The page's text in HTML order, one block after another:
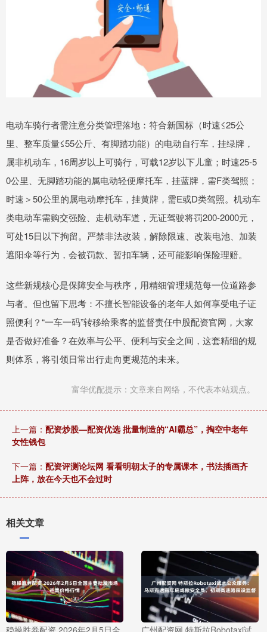
电动车骑行者需注意分类管理落地：符合新国标（时速≤25公
里、整车质量≤55公斤、有脚踏功能）的电动自行车，挂绿牌，
属非机动车，16周岁以上可骑行，可载12岁以下儿童；时速25-5
0公里、无脚踏功能的属电动轻便摩托车，挂蓝牌，需F类驾照；
时速＞50公里的属电动摩托车，挂黄牌，需E或D类驾照。机动车
类电动车需购交强险、走机动车道，无证驾驶将罚200-2000元，
可处15日以下拘留。严禁非法改装，解除限速、改装电池、加装
遮阳伞等行为，会被罚款、暂扣车辆，还可能影响保险理赔。
这些新规核心是保障安全与秩序，用精细管理规范每一位道路参
与者。但也留下思考：不擅长智能设备的老年人如何享受电子证
照便利？“一车一码”转移给乘客的监督责任中股配资官网，大家
是否做好准备？在效率与公平、便利与安全之间，这套精细的规
则体系，将引领日常出行走向更规范的未来。
富华优配提示：文章来自网络，不代表本站观点。
上一篇： 配资炒股—配资优选 批量制造的“AI霸总”，掏空中老年
女性钱包
下一篇： 配资评测论坛网 看看明朝太子的专属课本，书法插画齐
上阵，放在今天也不会过时
相关文章